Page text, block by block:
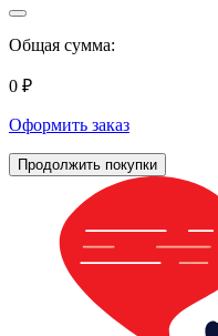
Общая сумма:
0 ₽
Оформить заказ
Продолжить покупки